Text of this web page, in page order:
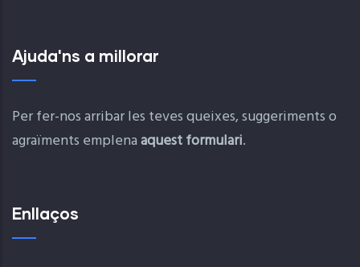
Ajuda'ns a millorar
Per fer-nos arribar les teves queixes, suggeriments o
agraïments emplenaaquest formulari.
Enllaços